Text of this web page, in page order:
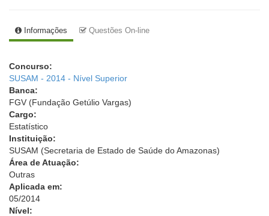
Informações Questões On-line
Concurso:
SUSAM - 2014 - Nível Superior
Banca:
FGV (Fundação Getúlio Vargas)
Cargo:
Estatístico
Instituição:
SUSAM (Secretaria de Estado de Saúde do Amazonas)
Área de Atuação:
Outras
Aplicada em:
05/2014
Nível: